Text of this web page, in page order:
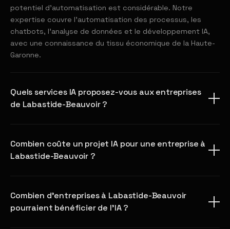
potentiel d'automatisation est considérable. Notre
expertise couvre l'automatisation des processus, les
chatbots, l'analyse de données et le développement IA,
avec une connaissance du tissu économique de la Haute-
Garonne.
Quels services IA proposez-vous aux entreprises
de Labastide-Beauvoir ?
Combien coûte un projet IA pour une entreprise à
Labastide-Beauvoir ?
Combien d'entreprises à Labastide-Beauvoir
pourraient bénéficier de l'IA ?